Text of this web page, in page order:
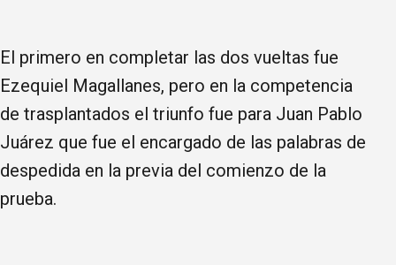
El primero en completar las dos vueltas fue
Ezequiel Magallanes, pero en la competencia
de trasplantados el triunfo fue para Juan Pablo
Juárez que fue el encargado de las palabras de
despedida en la previa del comienzo de la
prueba.